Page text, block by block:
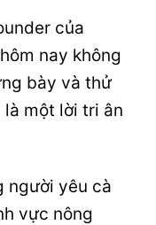
của
nay không
bày và thử
là một lời tri ân
người yêu cà
vực nông